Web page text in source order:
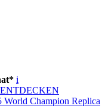
i
World Champion Replica